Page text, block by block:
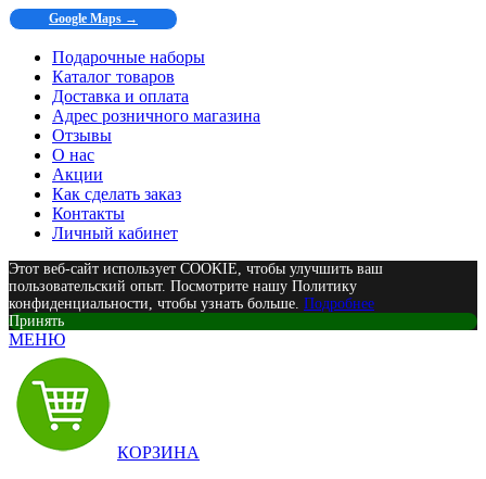
Google Maps →
Подарочные наборы
Каталог товаров
Доставка и оплата
Адрес розничного магазина
Отзывы
О нас
Акции
Как сделать заказ
Контакты
Личный кабинет
Этот веб-сайт использует COOKIE, чтобы улучшить ваш
пользовательский опыт. Посмотрите нашу Политику
конфиденциальности, чтобы узнать больше. Подробнее
Принять
МЕНЮ
КОРЗИНА